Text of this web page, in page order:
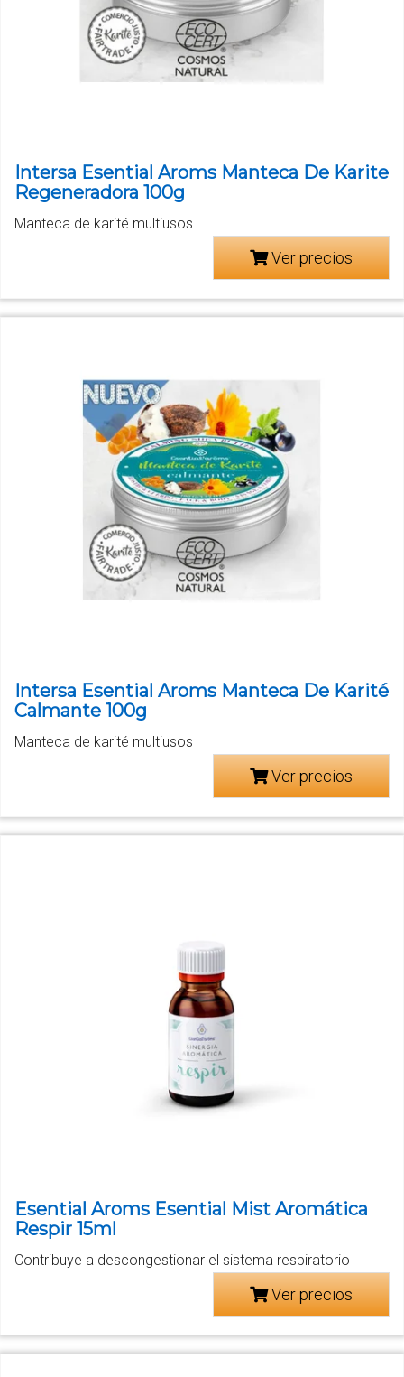
Intersa Esential Aroms Manteca De Karite
Regeneradora 100g
Manteca de karité multiusos
Ver precios
Intersa Esential Aroms Manteca De Karité
Calmante 100g
Manteca de karité multiusos
Ver precios
Esential Aroms Esential Mist Aromática
Respir 15ml
Contribuye a descongestionar el sistema respiratorio
Ver precios